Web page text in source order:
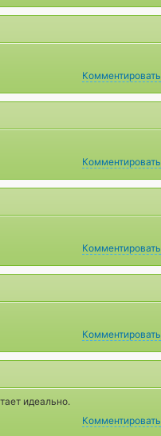
Комментировать
Комментировать
Комментировать
Комментировать
идеально.
Комментировать